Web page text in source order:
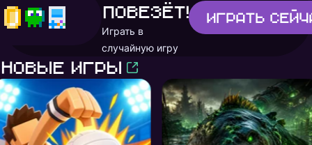
повезёт!
Играть в
случайную игру
Играть
Новые игры